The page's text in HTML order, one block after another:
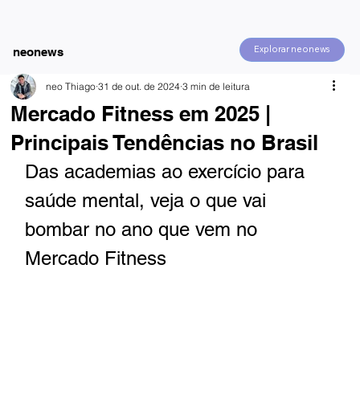
Explorar neonews
neonews
Mercado Fitness em 2025 |
Principais Tendências no Brasil
neo Thiago 31 de out. de 2024 3 min de leitura
Das academias ao exercício para
saúde mental, veja o que vai
bombar no ano que vem no
Mercado Fitness